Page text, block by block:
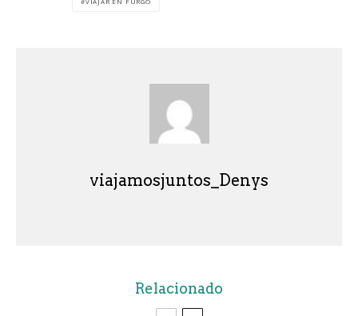
viajamosjuntos_Denys
Relacionado